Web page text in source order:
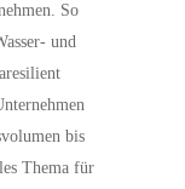
So
und
bis
Thema für